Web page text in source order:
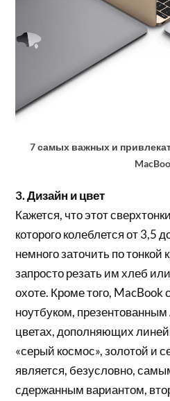
7 самых важных и
3. Дизайн и цвет
Кажется, что этот
которого колеблется от
немного заточить по
запросто резать им хлеб
охоте. Кроме того, MacBook
ноутбуком, презентованным
цветах, дополняющих
«серый космос», золотой и
является, безусловно,
сдержанным вариантом,